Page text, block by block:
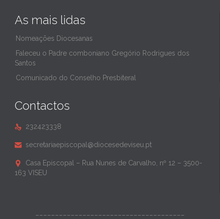
As mais lidas
Nomeações Diocesanas
Faleceu o Padre comboniano Gregório Rodrigues dos
Santos
Comunicado do Conselho Presbiteral
Contactos
 232423338
 secretariaepiscopal@diocesedeviseu.pt

Casa Episcopal – Rua Nunes de Carvalho, nº 12 – 3500-
163 VISEU